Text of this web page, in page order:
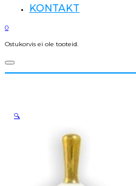
KONTAKT
0
Ostukorvis ei ole tooteid.
🔍